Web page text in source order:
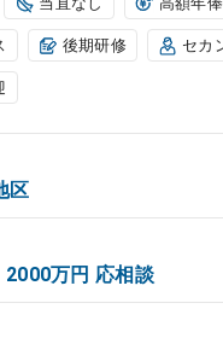
後期研修 セカ
区
2000万円 応相談